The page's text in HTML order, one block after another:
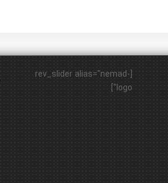
[rev_slider alias="nemad-
logo"]